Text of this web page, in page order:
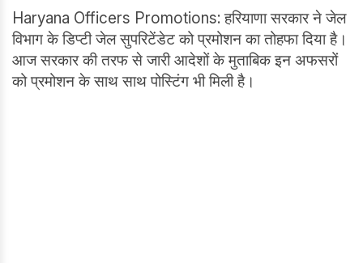
Haryana Officers Promotions: हरियाणा सरकार ने जेल
विभाग के डिप्टी जेल सुपरिटेंडेट को प्रमोशन का तोहफा दिया है।
आज सरकार की तरफ से जारी आदेशों के मुताबिक इन अफसरों
को प्रमोशन के साथ साथ पोस्टिंग भी मिली है।